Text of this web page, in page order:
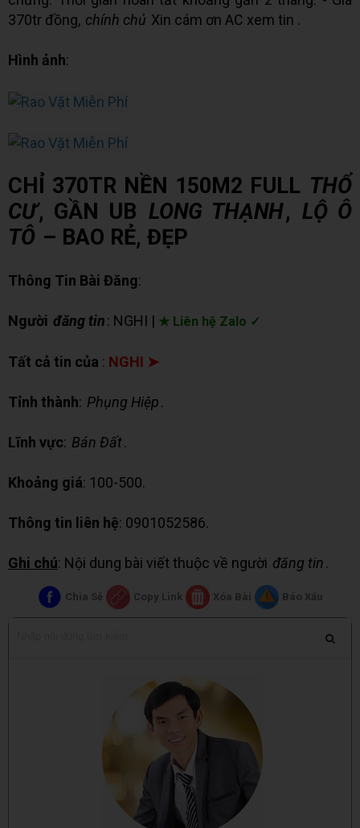
370tr đồng, chính chủ Xin cám ơn AC xem tin .
Hình ảnh:
CHỈ 370TR NỀN 150M2 FULL THỔ
CƯ, GẦN UB LONG THẠNH, LỘ Ô
TÔ – BAO RẺ, ĐẸP
Thông Tin Bài Đăng:
Người đăng tin: NGHI | ★ Liên hệ Zalo ✓
Tất cả tin của : NGHI ➤
Tỉnh thành: Phụng Hiệp.
Lĩnh vực: Bán Đất.
Khoảng giá: 100-500.
Thông tin liên hệ: 0901052586.
Ghi chú: Nội dung bài viết thuộc về người đăng tin.
Chia Sẻ Copy Link Xóa Bài Báo Xấu